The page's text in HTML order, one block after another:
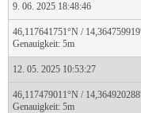
9. 06. 2025 18:48:46
46,117641751°N /
Genauigkeit: 5m
12. 05. 2025 10:53:27
46,117479011°N /
Genauigkeit: 5m